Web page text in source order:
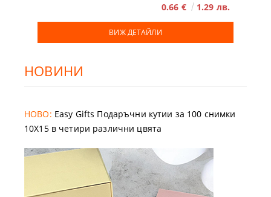
0.66 € 1.29 лв.
ВИЖ ДЕТАЙЛИ
НОВИНИ
НОВО: Easy Gifts Подаръчни кутии за 100 снимки
10X15 в четири различни цвята